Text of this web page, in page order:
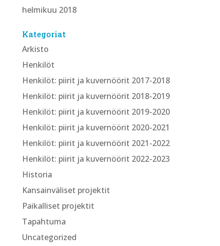
helmikuu 2018
Kategoriat
Arkisto
Henkilöt
Henkilöt: piirit ja kuvernöörit 2017-2018
Henkilöt: piirit ja kuvernöörit 2018-2019
Henkilöt: piirit ja kuvernöörit 2019-2020
Henkilöt: piirit ja kuvernöörit 2020-2021
Henkilöt: piirit ja kuvernöörit 2021-2022
Henkilöt: piirit ja kuvernöörit 2022-2023
Historia
Kansainväliset projektit
Paikalliset projektit
Tapahtuma
Uncategorized